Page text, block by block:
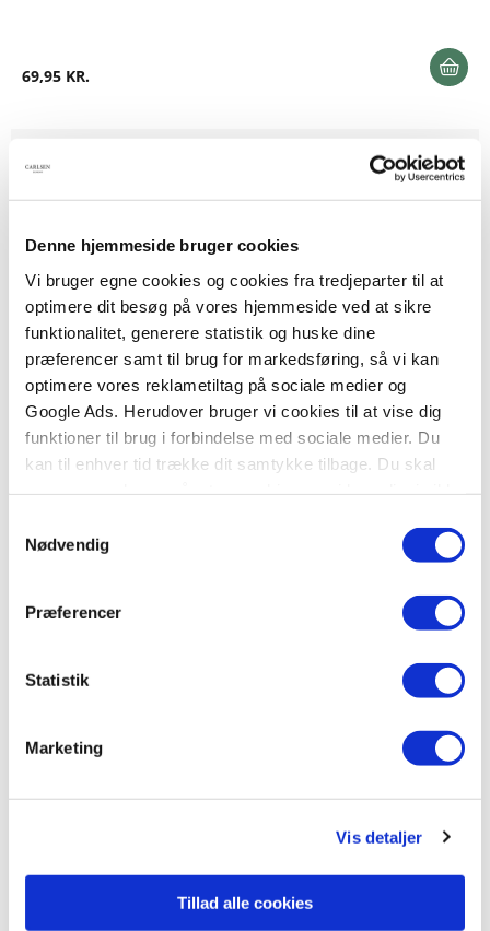
Denne hjemmeside bruger cookies
Vi bruger egne cookies og cookies fra tredjeparter til at
optimere dit besøg på vores hjemmeside ved at sikre
funktionalitet, generere statistik og huske dine
præferencer samt til brug for markedsføring, så vi kan
optimere vores reklametiltag på sociale medier og
Google Ads. Herudover bruger vi cookies til at vise dig
funktioner til brug i forbindelse med sociale medier. Du
kan til enhver tid trække dit samtykke tilbage. Du skal
tilbagetrækker et samtykke.
Nødvendig
Præferencer
Statistik
Marketing
Vis detaljer
Tillad alle cookies
69,95 KR.
Hardcover
Søren og Mette og Jep (Læsebog 2, 0.-1. klasse)
Ejvind Jensen Knud Hermansen
99,95 KR.
Søren og Mette i skole (Læsebog 3, 0.-1. klasse)
Knud Hermansen